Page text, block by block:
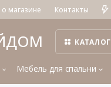
магазине Контакты
КАТАЛОГ
Мебель для спальни